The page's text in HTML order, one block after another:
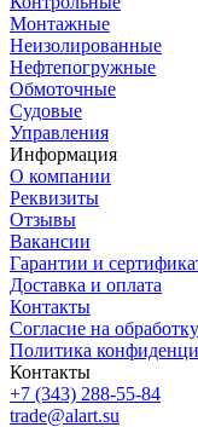
Монтажные
Неизолированные
Нефтепогружные
Обмоточные
Судовые
Управления
Информация
О компании
Реквизиты
Отзывы
Вакансии
Гарантии и
Доставка и оплата
Контакты
Согласие на
Политика
Контакты
+7 (343) 288-55-84
trade@alart.su